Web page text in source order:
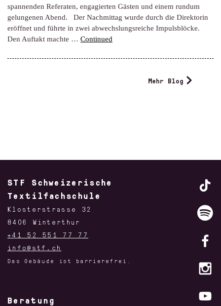
spannenden Referaten, engagierten Gästen und einem rundum
gelungenen Abend. Der Nachmittag wurde durch die Direktorin
eröffnet und führte in zwei abwechslungsreiche Impulsblöcke.
Den Auftakt machte … Continued
Mehr Blog
STF Schweizerische
Textilfachschule
Klosterstrasse 32
8406 Winterthur
+41 52 551 77 77
info@stf.ch
Das Gebäude ist barrierefrei.
Beratung